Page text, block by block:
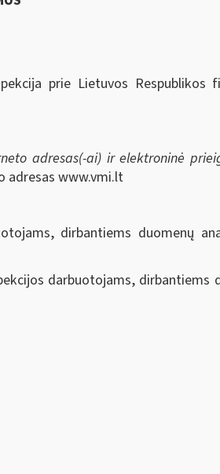
prie Lietuvos Respublikos
adresas(-ai) ir elektroninė
adresas www.vmi.lt
dirbantiems duomenų
darbuotojams, dirbantiems